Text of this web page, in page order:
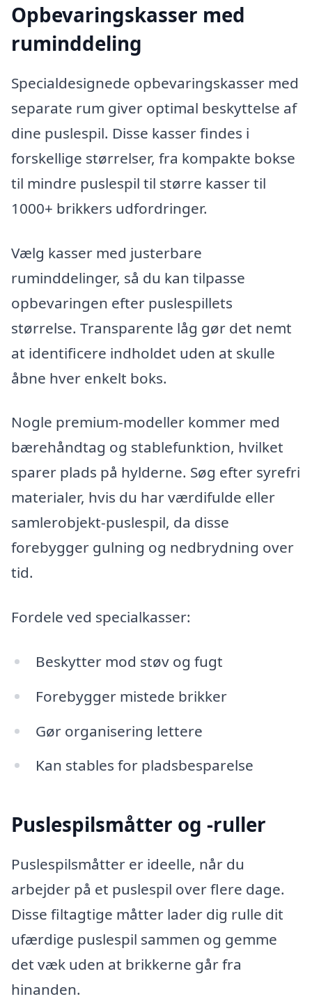
Opbevaringskasser med
ruminddeling
Specialdesignede opbevaringskasser med
separate rum giver optimal beskyttelse af
dine puslespil. Disse kasser findes i
forskellige størrelser, fra kompakte bokse
til mindre puslespil til større kasser til
1000+ brikkers udfordringer.
Vælg kasser med justerbare
ruminddelinger, så du kan tilpasse
opbevaringen efter puslespillets
størrelse. Transparente låg gør det nemt
at identificere indholdet uden at skulle
åbne hver enkelt boks.
Nogle premium-modeller kommer med
bærehåndtag og stablefunktion, hvilket
sparer plads på hylderne. Søg efter syrefri
materialer, hvis du har værdifulde eller
samlerobjekt-puslespil, da disse
forebygger gulning og nedbrydning over
tid.
Fordele ved specialkasser:
Beskytter mod støv og fugt
Forebygger mistede brikker
Gør organisering lettere
Kan stables for pladsbesparelse
Puslespilsmåtter og -ruller
Puslespilsmåtter er ideelle, når du
arbejder på et puslespil over flere dage.
Disse filtagtige måtter lader dig rulle dit
ufærdige puslespil sammen og gemme
det væk uden at brikkerne går fra
hinanden.